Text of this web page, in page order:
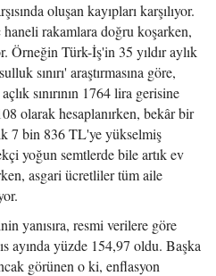
oluşan kayıpları karşılıyor.
rakamlara doğru koşarken,
Örneğin Türk-İş'in 35 yıldır aylık
sınırı' araştırmasına göre,
sınırının 1764 lira gerisine
olarak hesaplanırken, bekâr bir
7 bin 836 TL'ye yükselmiş
yoğun semtlerde bile artık ev
asgari ücretliler tüm aile
yanısıra, resmi verilere göre
ayında yüzde 154,97 oldu. Başka
görünen o ki, enflasyon